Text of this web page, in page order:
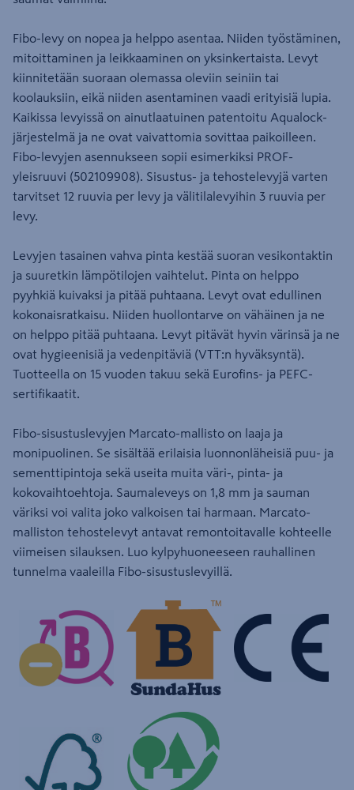
Fibo-levy on nopea ja helppo asentaa. Niiden työstäminen,
mitoittaminen ja leikkaaminen on yksinkertaista. Levyt
kiinnitetään suoraan olemassa oleviin seiniin tai
koolauksiin, eikä niiden asentaminen vaadi erityisiä lupia.
Kaikissa levyissä on ainutlaatuinen patentoitu Aqualock-
järjestelmä ja ne ovat vaivattomia sovittaa paikoilleen.
Fibo-levyjen asennukseen sopii esimerkiksi PROF-
yleisruuvi (502109908). Sisustus- ja tehostelevyjä varten
tarvitset 12 ruuvia per levy ja välitilalevyihin 3 ruuvia per
levy.
Levyjen tasainen vahva pinta kestää suoran vesikontaktin
ja suuretkin lämpötilojen vaihtelut. Pinta on helppo
pyyhkiä kuivaksi ja pitää puhtaana. Levyt ovat edullinen
kokonaisratkaisu. Niiden huollontarve on vähäinen ja ne
on helppo pitää puhtaana. Levyt pitävät hyvin värinsä ja ne
ovat hygieenisiä ja vedenpitäviä (VTT:n hyväksyntä).
Tuotteella on 15 vuoden takuu sekä Eurofins- ja PEFC-
sertifikaatit.
Fibo-sisustuslevyjen Marcato-mallisto on laaja ja
monipuolinen. Se sisältää erilaisia luonnonläheisiä puu- ja
sementtipintoja sekä useita muita väri-, pinta- ja
kokovaihtoehtoja. Saumaleveys on 1,8 mm ja sauman
väriksi voi valita joko valkoisen tai harmaan. Marcato-
malliston tehostelevyt antavat remontoitavalle kohteelle
viimeisen silauksen. Luo kylpyhuoneeseen rauhallinen
tunnelma vaaleilla Fibo-sisustuslevyillä.